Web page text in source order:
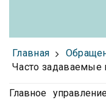
Главная
Часто задаваемые
Главное